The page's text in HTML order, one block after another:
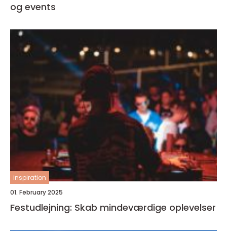
og events
inspiration
01. February 2025
Festudlejning: Skab mindeværdige oplevelser